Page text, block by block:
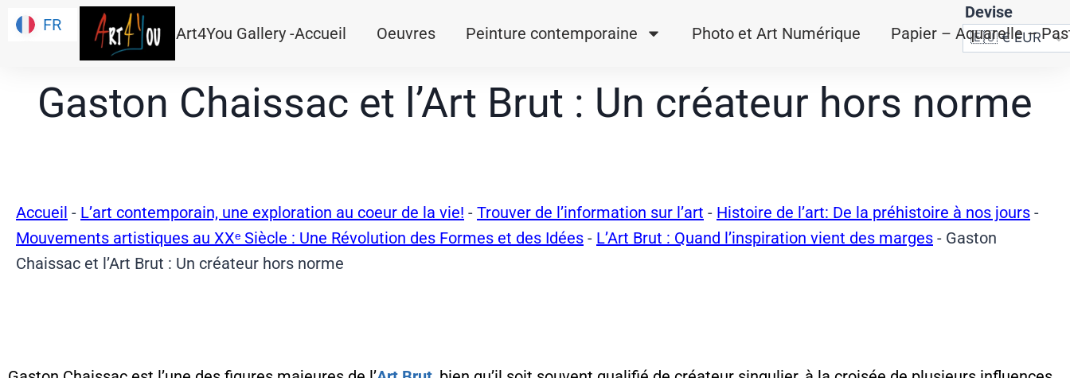
Art4You Gallery -Accueil Oeuvres Peinture contemporaine Photo et Art Numérique Papier – Aquarelle –
Devise
Gaston Chaissac et l’Art Brut : Un créateur hors norme
Accueil - L’art contemporain, une exploration au coeur de la vie! - Trouver de l’information sur l’art - Histoire de l’art: De la préhistoire à nos jours -
Mouvements artistiques au XXᵉ Siècle : Une Révolution des Formes et des Idées - L’Art Brut : Quand l’inspiration vient des marges - Gaston
Chaissac et l’Art Brut : Un créateur hors norme
FR
FR